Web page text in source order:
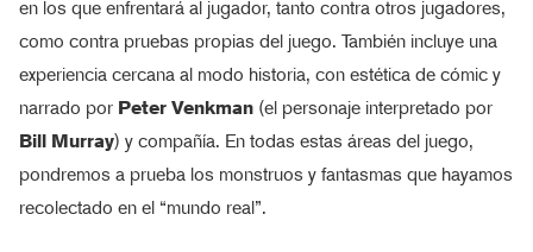
en los que enfrentará al jugador, tanto contra otros jugadores,
como contra pruebas propias del juego. También incluye una
experiencia cercana al modo historia, con estética de cómic y
narrado por Peter Venkman (el personaje interpretado por
Bill Murray) y compañía. En todas estas áreas del juego,
pondremos a prueba los monstruos y fantasmas que hayamos
recolectado en el “mundo real”.